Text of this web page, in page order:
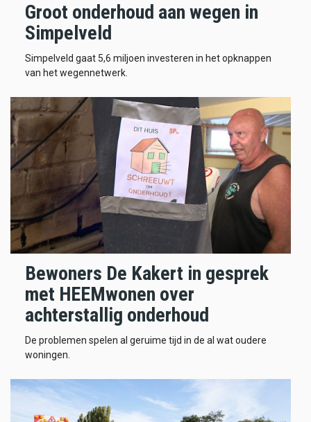
Groot onderhoud aan wegen in
Simpelveld
Simpelveld gaat 5,6 miljoen investeren in het opknappen
van het wegennetwerk.
Bewoners De Kakert in gesprek
met HEEMwonen over
achterstallig onderhoud
De problemen spelen al geruime tijd in de al wat oudere
woningen.